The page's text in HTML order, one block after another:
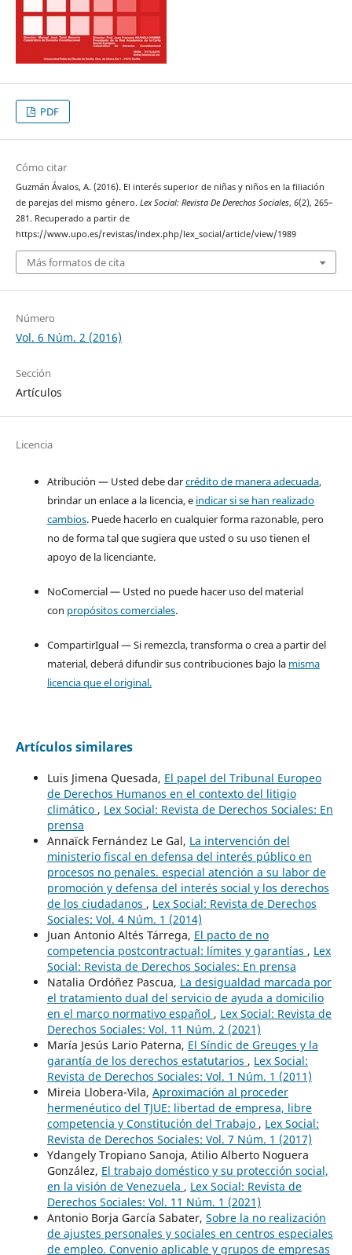
PDF
Cómo citar
Guzmán Ávalos, A. (2016). El interés superior de niñas y niños en la filiación
de parejas del mismo género. Lex Social: Revista De Derechos Sociales, 6(2), 265–
281. Recuperado a partir de
https://www.upo.es/revistas/index.php/lex_social/article/view/1989
Más formatos de cita
Número
Vol. 6 Núm. 2 (2016)
Sección
Artículos
Licencia
Atribución — Usted debe darcrédito de manera adecuada,
brindar un enlace a la licencia, e indicar si se han realizado
cambios. Puede hacerlo en cualquier forma razonable, pero
no de forma tal que sugiera que usted o su uso tienen el
apoyo de la licenciante.
NoComercial — Usted no puede hacer uso del material
con propósitos comerciales.
CompartirIgual — Si remezcla, transforma o crea a partir del
material, deberá difundir sus contribuciones bajo la misma
licencia que el original.
Artículos similares
Luis Jimena Quesada, El papel del Tribunal Europeo
de Derechos Humanos en el contexto del litigio
climático , Lex Social: Revista de Derechos Sociales: En
prensa
Annaïck Fernández Le Gal, La intervención del
ministerio fiscal en defensa del interés público en
procesos no penales. especial atención a su labor de
promoción y defensa del interés social y los derechos
de los ciudadanos , Lex Social: Revista de Derechos
Sociales: Vol. 4 Núm. 1 (2014)
Juan Antonio Altés Tárrega, El pacto de no
competencia postcontractual: límites y garantías , Lex
Social: Revista de Derechos Sociales: En prensa
Natalia Ordóñez Pascua, La desigualdad marcada por
el tratamiento dual del servicio de ayuda a domicilio
en el marco normativo español , Lex Social: Revista de
Derechos Sociales: Vol. 11 Núm. 2 (2021)
María Jesús Lario Paterna, El Síndic de Greuges y la
garantía de los derechos estatutarios , Lex Social:
Revista de Derechos Sociales: Vol. 1 Núm. 1 (2011)
Mireia Llobera-Vila, Aproximación al proceder
hermenéutico del TJUE: libertad de empresa, libre
competencia y Constitución del Trabajo , Lex Social:
Revista de Derechos Sociales: Vol. 7 Núm. 1 (2017)
Ydangely Tropiano Sanoja, Atilio Alberto Noguera
González, El trabajo doméstico y su protección social,
en la visión de Venezuela , Lex Social: Revista de
Derechos Sociales: Vol. 11 Núm. 1 (2021)
Antonio Borja García Sabater, Sobre la no realización
de ajustes personales y sociales en centros especiales
de empleo. Convenio aplicable y grupos de empresas